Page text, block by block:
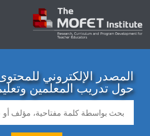
المصدر الإلكتروني
حول تدريب المعلمين